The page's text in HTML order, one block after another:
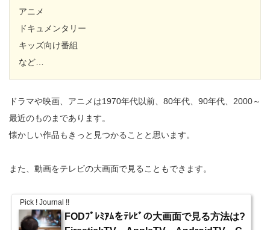
アニメ
ドキュメンタリー
キッズ向け番組
など…
ドラマや映画、アニメは1970年代以前、80年代、90年代、2000～
最近のものまであります。
懐かしい作品もきっと見つかることと思います。
また、動画をテレビの大画面で見ることもできます。
Pick ! Journal !!
FODﾌﾟﾚﾐｱﾑをﾃﾚﾋﾞの大画面で見る方法は?